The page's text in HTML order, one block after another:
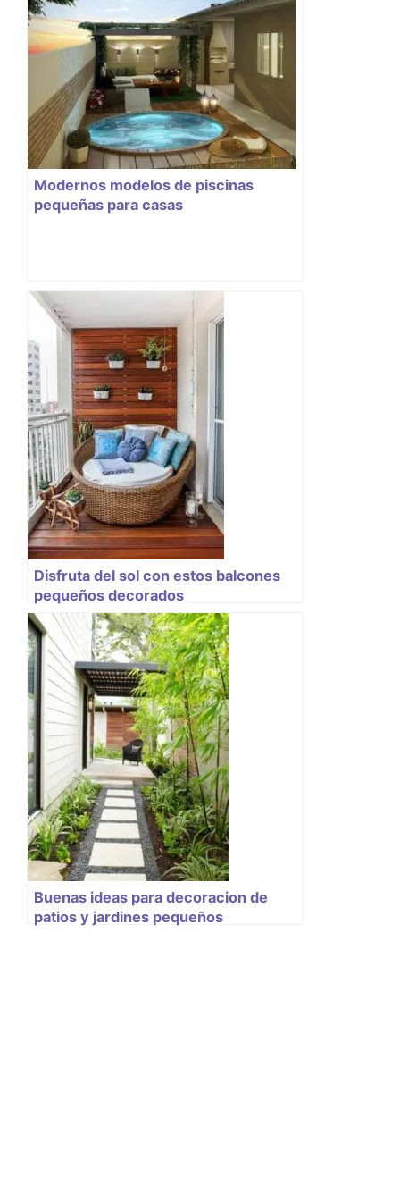
Modernos modelos de piscinas
pequeñas para casas
Disfruta del sol con estos balcones
pequeños decorados
Buenas ideas para decoracion de
patios y jardines pequeños